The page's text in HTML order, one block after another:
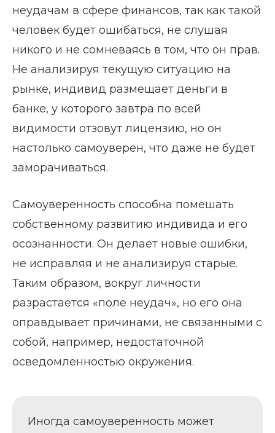
неудачам в сфере финансов, так как такой
человек будет ошибаться, не слушая
никого и не сомневаясь в том, что он прав.
Не анализируя текущую ситуацию на
рынке, индивид размещает деньги в
банке, у которого завтра по всей
видимости отзовут лицензию, но он
настолько самоуверен, что даже не будет
заморачиваться.
Самоуверенность способна помешать
собственному развитию индивида и его
осознанности. Он делает новые ошибки,
не исправляя и не анализируя старые.
Таким образом, вокруг личности
разрастается «поле неудач», но его она
оправдывает причинами, не связанными с
собой, например, недостаточной
осведомленностью окружения.
Иногда самоуверенность может